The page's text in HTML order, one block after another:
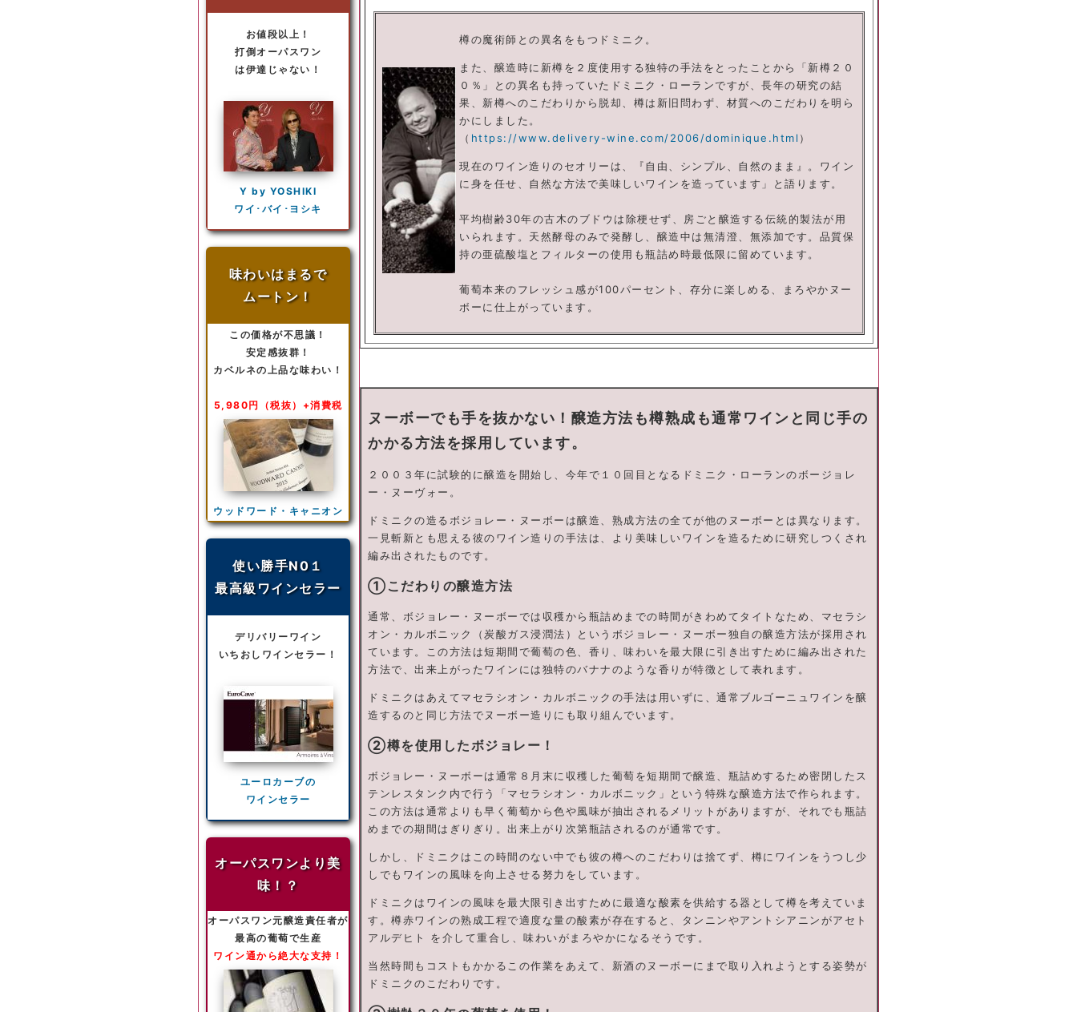
お値段以上！
打倒オーパスワン
は伊達じゃない！
Y by YOSHIKI
ワイ･バイ･ヨシキ
味わいはまるで
ムートン！
この価格が不思議！
安定感抜群！
カベルネの上品な味わい！
5,980円（税抜）+消費税
ウッドワード・キャニオン
使い勝手N0１
最高級ワインセラー
デリバリーワイン
いちおしワインセラー！
ユーロカーブの
ワインセラー
オーパスワンより美
味！？
オーパスワン元醸造責任者が
最高の葡萄で生産
ワイン通から絶大な支持！
樽の魔術師との異名をもつドミニク。
ま た、醸造時に新樽を２度使用する独特の手法をとったことから「新樽２０
０％」との異名も持っていたドミニク・ローランですが、長年の研究の結
果、新樽へのこだわりから脱却、樽は新旧問わず、材質へのこだわりを明ら
かにしました。
（ https://www.delivery-wine.com/2006/dominique.html ）
現在のワイン造りのセオリーは、『自由、シンプル、自然のまま』。ワイン
に身を任せ、自然な方法で美味しいワインを造っています」と語ります。
平均樹齢30年の古木のブドウは除梗せず、房ごと醸造する伝統的製法が用
いられます。天然酵母のみで発酵し、醸造中は無清澄、無添加です。品質保
持の亜硫酸塩とフィルターの使用も瓶詰め時最低限に留めています。
葡萄本来のフレッシュ感が100パーセント、存分に楽しめる、まろやかヌー
ボーに仕上がっています。
ヌーボーでも手を抜かない！醸造方法も樽熟成も通常ワインと同じ手の
かかる方法を採用しています。
２００３年に試験的に醸造を開始し、今年で１０回目となるドミニク・ローランのボージョレ
ー・ヌーヴォー。
ドミニクの造るボジョレー・ヌーボーは醸造、熟成方法の全てが他のヌーボーとは異なります。
一見斬新とも思える彼のワイン造りの手法は、より美味しいワインを造るために研究しつくされ
編み出されたものです。
①こだわりの醸造方法
通常、ボジョレー・ヌーボーでは収穫から瓶詰めまでの時間がきわめてタイトなため、マセラシ
オン・カルボニック（炭酸ガス浸潤法）というボジョレー・ヌーボー独自の醸造方法が採用され
ています。この方法は短期間で葡萄の色、香り、味わいを最大限に引き出すために編み出された
方法で、出来上がったワインには独特のバナナのような香りが特徴として表れます。
ドミニクはあえてマセラシオン・カルボニックの手法は用いずに、通常ブルゴーニュワインを醸
造するのと同じ方法でヌーボー造りにも取り組んでいます。
②樽を使用したボジョレー！
ボジョレー・ヌーボーは通常８月末に収穫した葡萄を短期間で醸造、瓶詰めするため密閉したス
テンレスタンク内で行う「マセラシオン・カルボニック」という特殊な醸造方法で作られます。
この方法は通常よりも早く葡萄から色や風味が抽出されるメリットがありますが、それでも瓶詰
めまでの期間はぎりぎり。出来上がり次第瓶詰されるのが通常です。
しかし、ドミニクはこの時間のない中でも彼の樽へのこだわりは捨てず、樽にワインをうつし少
しでもワインの風味を向上させる努力をしています。
ドミニクはワインの風味を最大限引き出すために最適な酸素を供給する器として樽を考えていま
す。樽赤ワインの熟成工程で適度な量の酸素が存在すると、タンニンやアントシアニンがアセト
アルデヒト を介して重合し、味わいがまろやかになるそうです。
当然時間もコストもかかるこの作業をあえて、新酒のヌーボーにまで取り入れようとする姿勢が
ドミニクのこだわりです。